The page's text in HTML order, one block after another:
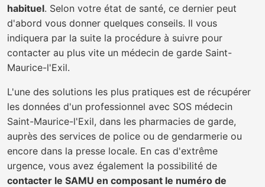
habituel. Selon votre état de santé, ce dernier peut
d'abord vous donner quelques conseils. Il vous
indiquera par la suite la procédure à suivre pour
contacter au plus vite un médecin de garde Saint-
Maurice-l'Exil.
L'une des solutions les plus pratiques est de récupérer
les données d'un professionnel avec SOS médecin
Saint-Maurice-l'Exil, dans les pharmacies de garde,
auprès des services de police ou de gendarmerie ou
encore dans la presse locale. En cas d'extrême
urgence, vous avez également la possibilité de
contacter le SAMU en composant le numéro de